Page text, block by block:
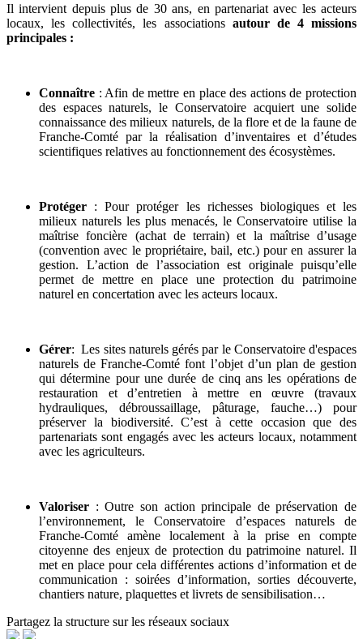
Il intervient depuis plus de 30 ans, en partenariat avec les acteurs
locaux, les collectivités, les associations autour de 4 missions
principales :
Connaître : Afin de mettre en place des actions de protection
des espaces naturels, le Conservatoire acquiert une solide
connaissance des milieux naturels, de la flore et de la faune de
Franche-Comté par la réalisation d’inventaires et d’études
scientifiques relatives au fonctionnement des écosystèmes.
Protéger : Pour protéger les richesses biologiques et les
milieux naturels les plus menacés, le Conservatoire utilise la
maîtrise foncière (achat de terrain) et la maîtrise d’usage
(convention avec le propriétaire, bail, etc.) pour en assurer la
gestion. L’action de l’association est originale puisqu’elle
permet de mettre en place une protection du patrimoine
naturel en concertation avec les acteurs locaux.
Gérer: Les sites naturels gérés par le Conservatoire d'espaces
naturels de Franche-Comté font l’objet d’un plan de gestion
qui détermine pour une durée de cinq ans les opérations de
restauration et d’entretien à mettre en œuvre (travaux
hydrauliques, débroussaillage, pâturage, fauche…) pour
préserver la biodiversité. C’est à cette occasion que des
partenariats sont engagés avec les acteurs locaux, notamment
avec les agriculteurs.
Valoriser : Outre son action principale de préservation de
l’environnement, le Conservatoire d’espaces naturels de
Franche-Comté amène localement à la prise en compte
citoyenne des enjeux de protection du patrimoine naturel. Il
met en place pour cela différentes actions d’information et de
communication : soirées d’information, sorties découverte,
chantiers nature, plaquettes et livrets de sensibilisation…
Partagez la structure sur les réseaux sociaux